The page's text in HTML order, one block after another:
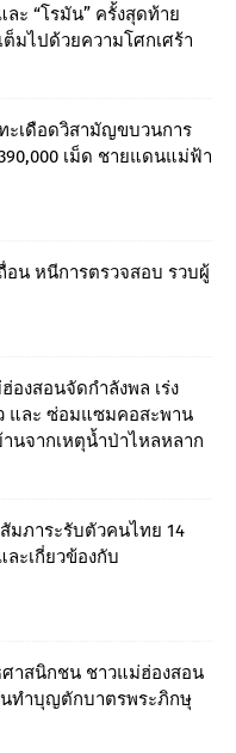
ละ “โรมัน” ครั้งสุดท้าย
มไปด้วยความโศกเศร้า
ะเดือดวิสามัญขบวนการ
เม็ด ชายแดนแม่ฟ้า
น หนีการตรวจสอบ รวบผู้
องสอนจัดกำลังพล เร่ง
และ ซ่อมแซมคอสะพาน
นจากเหตุน้ำป่าไหลหลาก
มภาระรับตัวคนไทย 14
ะเกี่ยวข้องกับ
าสนิกชน ชาวแม่ฮ่องสอน
นทำบุญตักบาตรพระภิกษุ